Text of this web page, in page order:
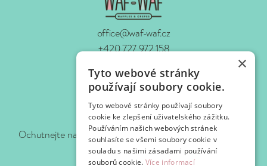
office@waf-waf.cz
+420 727 972 158
Kontakty
Sledujte nás!
Ochutnejte naše novinky hned, jak je pro vás připravíme.
×
Tyto webové stránky
používají soubory cookie.
Tyto webové stránky používají soubory
cookie ke zlepšení uživatelského zážitku.
Používáním našich webových stránek
souhlasíte se všemi soubory cookie v
souladu s našimi zásadami používání
souborů cookie. Více informací